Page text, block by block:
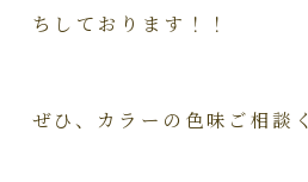
ちしております！！
ぜひ、カラーの色味ご相談